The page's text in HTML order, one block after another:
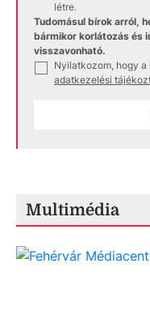
létre.
Tudomásul bírok arról,
bármikor korlátozás és
visszavonható.
Nyilatkozom, hogy
adatkezelési
Multimédia